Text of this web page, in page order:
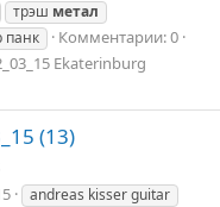
трэш метал
панк
Комментарии: 0
Ekaterinburg
(13)
andreas kisser guitar